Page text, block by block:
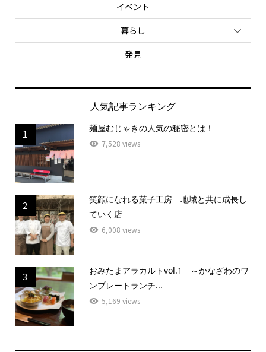
イベント
暮らし
発見
人気記事ランキング
1
麺屋むじゃきの人気の秘密とは！
7,528 views
2
笑顔になれる菓子工房 地域と共に成長し
ていく店
6,008 views
3
おみたまアラカルトvol.1 ～かなざわのワ
ンプレートランチ...
5,169 views